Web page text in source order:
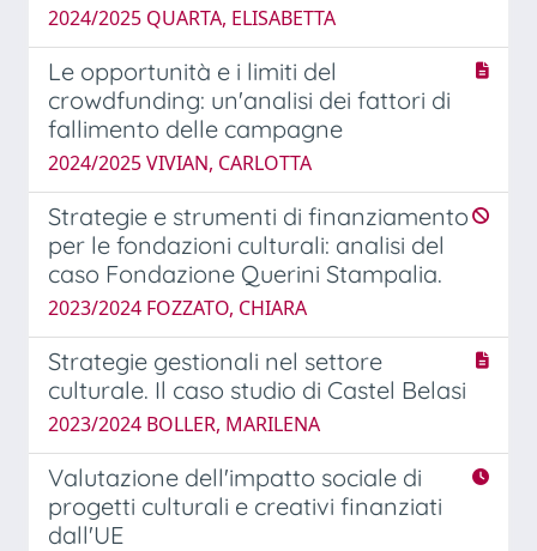
2024/2025 QUARTA, ELISABETTA
Le opportunità e i limiti del
crowdfunding: un'analisi dei fattori di
fallimento delle campagne
2024/2025 VIVIAN, CARLOTTA
Strategie e strumenti di finanziamento
per le fondazioni culturali: analisi del
caso Fondazione Querini Stampalia.
2023/2024 FOZZATO, CHIARA
Strategie gestionali nel settore
culturale. Il caso studio di Castel Belasi
2023/2024 BOLLER, MARILENA
Valutazione dell'impatto sociale di
progetti culturali e creativi finanziati
dall'UE